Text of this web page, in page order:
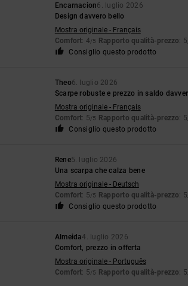
Encarnacion6. luglio 2026
Design davvero bello
Mostra originale - Français
Comfort: 4/5 Rapporto qualità-prezzo: 5
Consiglio questo prodotto
Theo6. luglio 2026
Scarpe robuste e prezzo in saldo
Mostra originale - Français
Comfort: 5/5 Rapporto qualità-prezzo: 5
Consiglio questo prodotto
Rene5. luglio 2026
Una scarpa che calza bene
Mostra originale - Deutsch
Comfort: 5/5 Rapporto qualità-prezzo: 5
Consiglio questo prodotto
Almeida4. luglio 2026
Comfort, prezzo in offerta
Mostra originale - Português
Comfort: 5/5 Rapporto qualità-prezzo: 5